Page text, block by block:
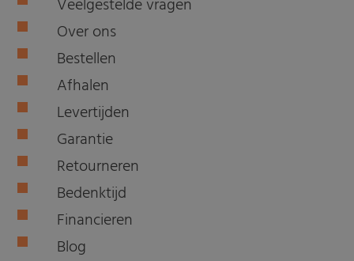
Veelgestelde vragen
Over ons
Bestellen
Afhalen
Levertijden
Garantie
Retourneren
Bedenktijd
Financieren
Blog